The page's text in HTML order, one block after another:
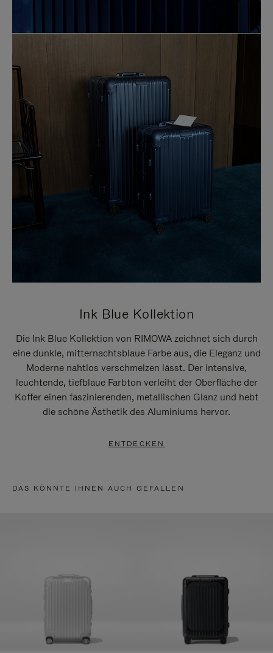
Ink Blue Kollektion
Die Ink Blue Kollektion von RIMOWA zeichnet sich durch
eine dunkle, mitternachtsblaue Farbe aus, die Eleganz und
Moderne nahtlos verschmelzen lässt. Der intensive,
leuchtende, tiefblaue Farbton verleiht der Oberfläche der
Koffer einen faszinierenden, metallischen Glanz und hebt
die schöne Ästhetik des Aluminiums hervor.
ENTDECKEN
DAS KÖNNTE IHNEN AUCH GEFALLEN